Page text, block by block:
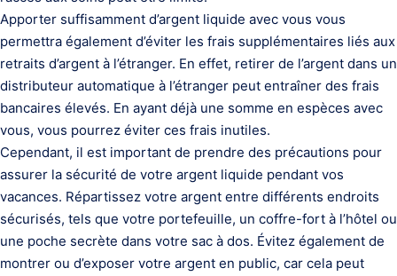
Apporter suffisamment d’argent liquide avec vous vous
permettra également d’éviter les frais supplémentaires liés aux
retraits d’argent à l’étranger. En effet, retirer de l’argent dans un
distributeur automatique à l’étranger peut entraîner des frais
bancaires élevés. En ayant déjà une somme en espèces avec
vous, vous pourrez éviter ces frais inutiles.
Cependant, il est important de prendre des précautions pour
assurer la sécurité de votre argent liquide pendant vos
vacances. Répartissez votre argent entre différents endroits
sécurisés, tels que votre portefeuille, un coffre-fort à l’hôtel ou
une poche secrète dans votre sac à dos. Évitez également de
montrer ou d’exposer votre argent en public, car cela peut